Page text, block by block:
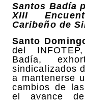
Santos Badía
XIII
Caribeño de
Santo
del
Badía,
sindicalizados
a mantenerse
cambios de
el avance